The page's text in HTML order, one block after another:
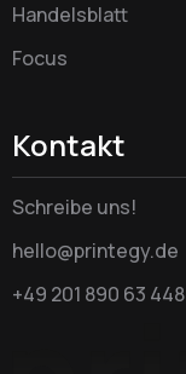
Handelsblatt
Focus
Kontakt
Schreibe uns!
hello@printegy.de
+49 201 890 63 448